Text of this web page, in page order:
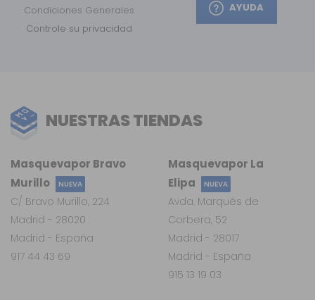
Condiciones Generales
Controle su privacidad
AYUDA
NUESTRAS TIENDAS
Masquevapor La
Elipa
NUEVA
Avda. Marqués de
Corbera, 52
Madrid - 28017
Madrid - España
915 13 19 03
Masquevapor Bravo
Murillo
NUEVA
C/ Bravo Murillo, 224
Madrid - 28020
Madrid - España
917 44 43 69